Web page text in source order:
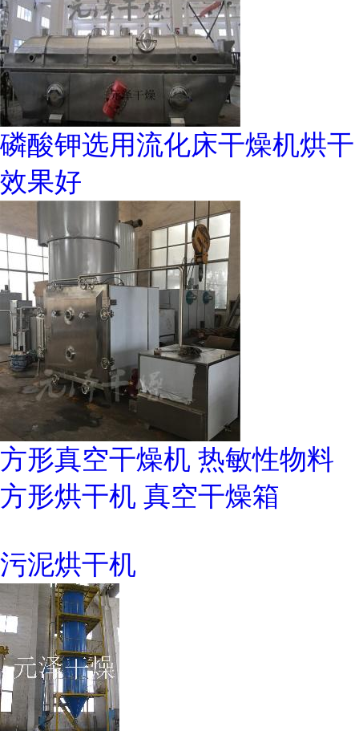
磷酸钾选用流化床干燥机烘干
效果好
方形真空干燥机 热敏性物料
方形烘干机 真空干燥箱
污泥烘干机